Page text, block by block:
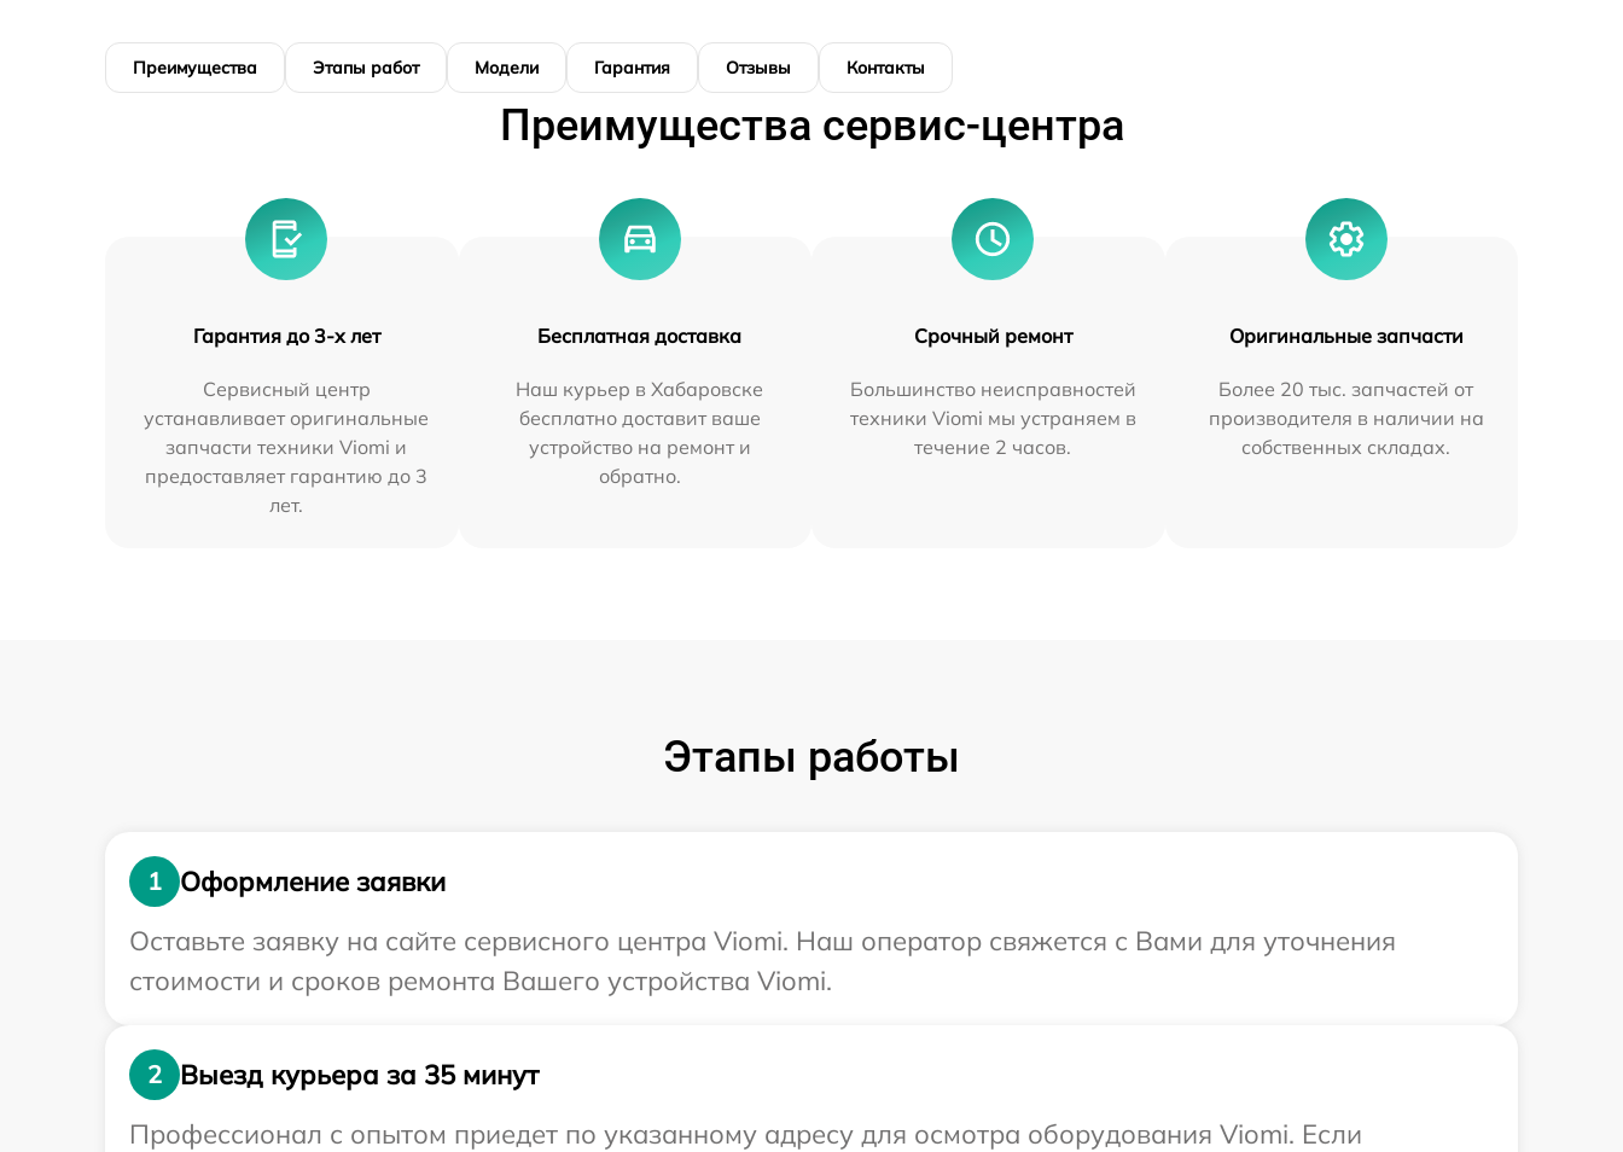
Преимущества Этапы работ Модели Гарантия Отзывы Контакты
Преимущества сервис-центра
Гарантия до 3-х лет
Сервисный центр
устанавливает оригинальные
запчасти техники Viomi и
предоставляет гарантию до 3
лет.
Бесплатная доставка
Наш курьер в Хабаровске
бесплатно доставит ваше
устройство на ремонт и
обратно.
Срочный ремонт
Большинство неисправностей
техники Viomi мы устраняем в
течение 2 часов.
Оригинальные запчасти
Более 20 тыс. запчастей от
производителя в наличии на
собственных складах.
Этапы работы
1
Оформление заявки
Оставьте заявку на сайте сервисного центра Viomi. Наш оператор свяжется с Вами для уточнения
стоимости и сроков ремонта Вашего устройства Viomi.
2
Выезд курьера за 35 минут
Профессионал с опытом приедет по указанному адресу для осмотра оборудования Viomi. Если